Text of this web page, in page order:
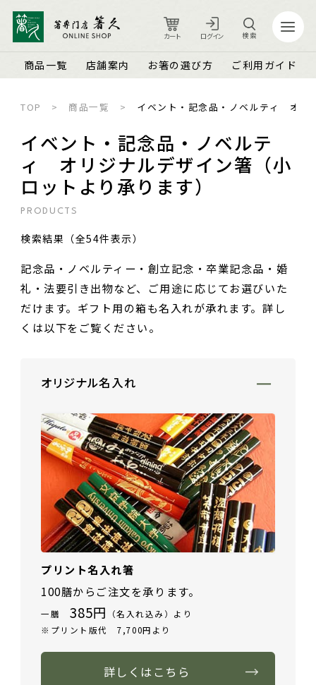
商品一覧 店舗案内 お箸の選び方 ご利用ガイド
検索
カート ログイン
店舗案内
ご利用ガイド
箸久について
商品一覧
結婚祝い・結婚記念日
長寿祝い・賀寿（還暦・古希・米寿など）
ご夫婦・ご両親へ（夫婦箸）
成人祝い・卒業祝い・就職祝い
普段使い・自宅用
産地独自の塗り箸（津軽・若狭・輪島）
イベント・記念品・ノベルティオリジナルデザイン箸（小ロッ
トより承ります）
限定品・特別仕様品
お箸の魅力
よくあるご質問
お箸の選び方
箸久スタッフブログ
名入れ箸のご紹介
カート ログイン
特定商取引法に基づく表示
TOP 商品一覧 イベント・記念品・ノベルティ オリ
イベント・記念品・ノベルテ
ィ オリジナルデザイン箸（小
ロットより承ります）
PRODUCTS
検索結果（全54件表示）
記念品・ノベルティー・創立記念・卒業記念品・婚
礼・法要引き出物など、ご用途に応じてお選びいた
だけます。ギフト用の箱も名入れが承れます。詳し
くは以下をご覧ください。
オリジナル名入れ
プリント名入れ箸
100膳からご注文を承ります。
一膳 385円
（名入れ込み）より
※プリント版代 7,700円より
詳しくはこちら